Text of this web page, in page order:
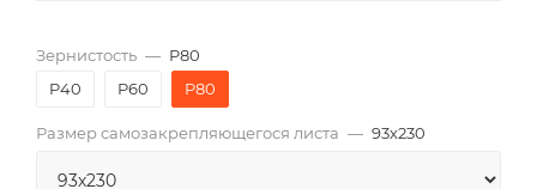
Зернистость — P80
P40
P60 P80
Размер самозакрепляющегося листа — 93х230